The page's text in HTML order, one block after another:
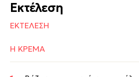
Εκτέλεση
ΕΚΤΕΛΕΣΗ
Η ΚΡΕΜΑ